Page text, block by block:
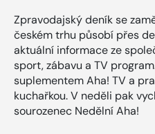
Zpravodajský deník se
českém trhu působí přes
aktuální informace ze
sport, zábavu a TV
suplementem Aha! TV a
kuchařkou. V neděli pak
sourozenec Nedělní Aha!